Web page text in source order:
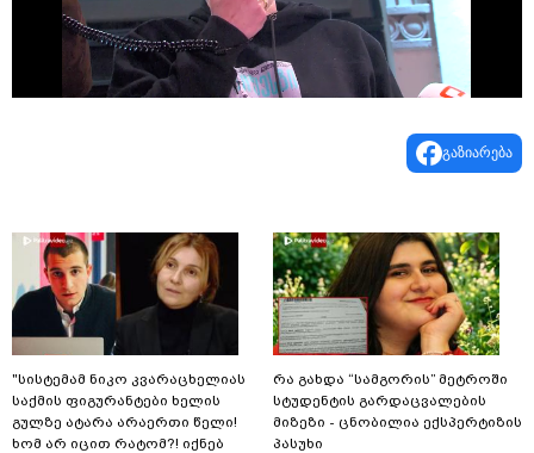
Play
Video
გაზიარება
"სისტემამ ნიკო კვარაცხელიას
საქმის ფიგურანტები ხელის
გულზე ატარა არაერთი წელი!
ხომ არ იცით რატომ?! იქნებ
რა გახდა “სამგორის” მეტროში
სტუდენტის გარდაცვალების
მიზეზი - ცნობილია ექსპერტიზის
პასუხი